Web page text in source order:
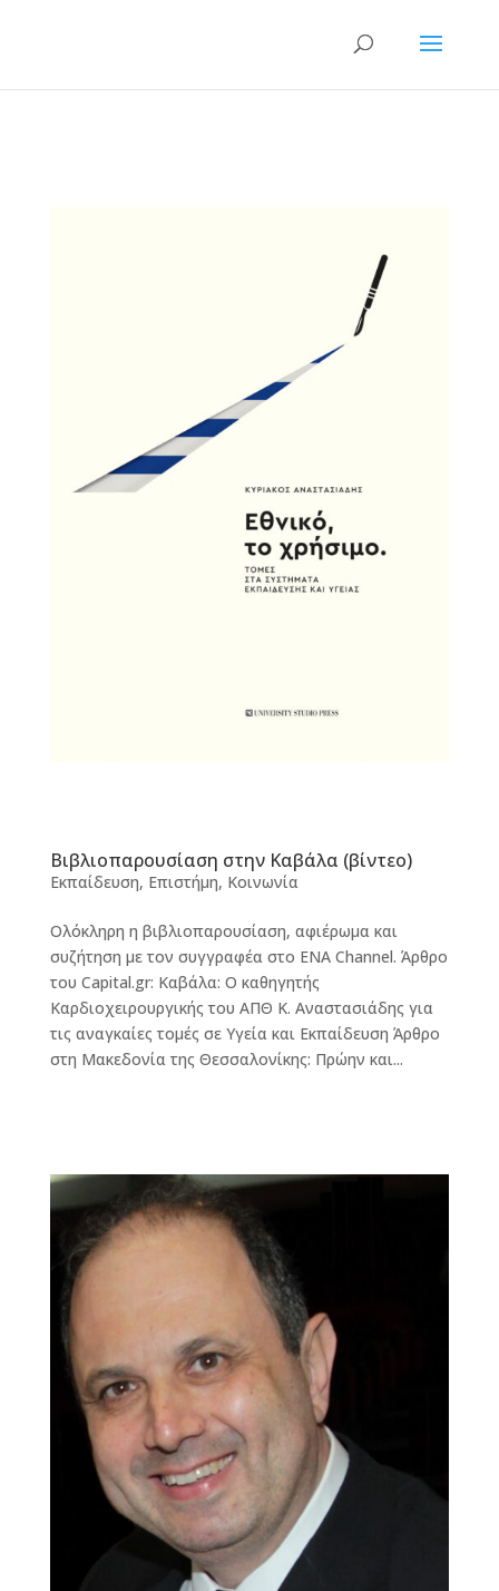
Βιβλιοπαρουσίαση στην Καβάλα (βίντεο)
Εκπαίδευση, Επιστήμη, Κοινωνία
Oλόκληρη η βιβλιοπαρουσίαση, αφιέρωμα και
συζήτηση με τον συγγραφέα στο ENA Channel. Άρθρο
του Capital.gr: Καβάλα: Ο καθηγητής
Καρδιοχειρουργικής του ΑΠΘ Κ. Αναστασιάδης για
τις αναγκαίες τομές σε Υγεία και Εκπαίδευση Άρθρο
στη Μακεδονία της Θεσσαλονίκης: Πρώην και...